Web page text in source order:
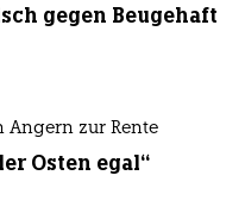
gegen Beugehaft
zur Rente
Osten egal“